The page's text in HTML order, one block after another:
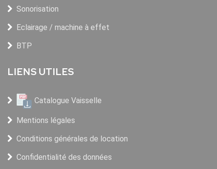
Sonorisation
Eclairage / machine à effet
BTP
LIENS UTILES
Catalogue Vaisselle
Mentions légales
Conditions générales de location
Confidentialité des données